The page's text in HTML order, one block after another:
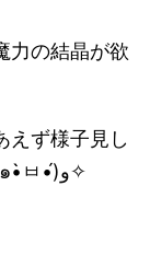
力の結晶が欲
えず様子見し
ながら課金していくのがいいですよ(๑•̀ㅂ•́)و✧